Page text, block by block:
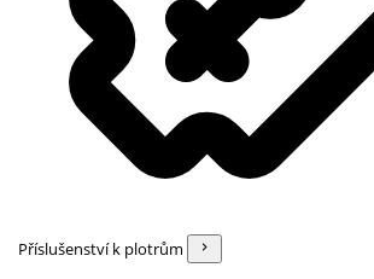
Příslušenství k plotrům